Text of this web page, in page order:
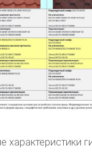
характеристики